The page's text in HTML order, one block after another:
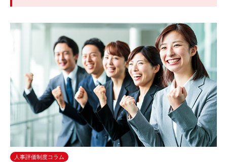
人事評価制度コラム